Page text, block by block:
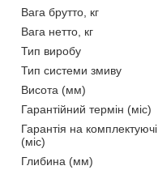
Вага брутто, кг
Вага нетто, кг
Тип виробу
Тип системи змиву
Висота (мм)
Гарантійний термін (міс)
Гарантія на комплектуючі
(міс)
Глибина (мм)